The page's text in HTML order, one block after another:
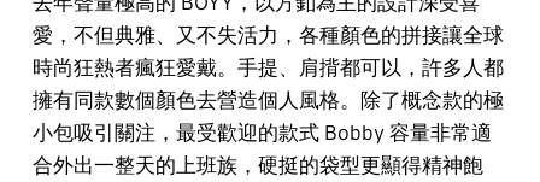
愛，不但典雅、又不失活力，各種顏色的拼接讓全球
時尚狂熱者瘋狂愛戴。手提、肩揹都可以，許多人都
擁有同款數個顏色去營造個人風格。除了概念款的極
小包吸引關注，最受歡迎的款式 Bobby 容量非常適
合外出一整天的上班族，硬挺的袋型更顯得精神飽